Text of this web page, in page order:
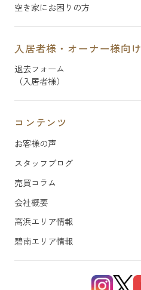
空き家にお困りの方
入居者様・オーナー様向け
退去フォーム
（入居者様）
コンテンツ
お客様の声
スタッフブログ
売買コラム
会社概要
高浜エリア情報
碧南エリア情報